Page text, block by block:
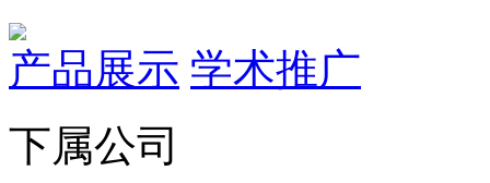
产品展示 学术推广
下属公司